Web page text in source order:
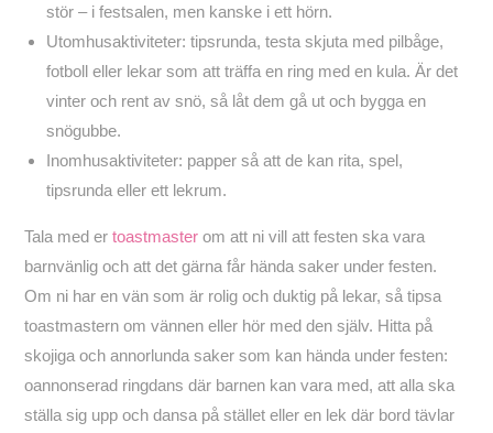
stör – i festsalen, men kanske i ett hörn.
Utomhusaktiviteter: tipsrunda, testa skjuta med pilbåge,
fotboll eller lekar som att träffa en ring med en kula. Är det
vinter och rent av snö, så låt dem gå ut och bygga en
snögubbe.
Inomhusaktiviteter: papper så att de kan rita, spel,
tipsrunda eller ett lekrum.
Tala med ertoastmaster om att ni vill att festen ska vara
barnvänlig och att det gärna får hända saker under festen.
Om ni har en vän som är rolig och duktig på lekar, så tipsa
toastmastern om vännen eller hör med den själv. Hitta på
skojiga och annorlunda saker som kan hända under festen:
oannonserad ringdans där barnen kan vara med, att alla ska
ställa sig upp och dansa på stället eller en lek där bord tävlar